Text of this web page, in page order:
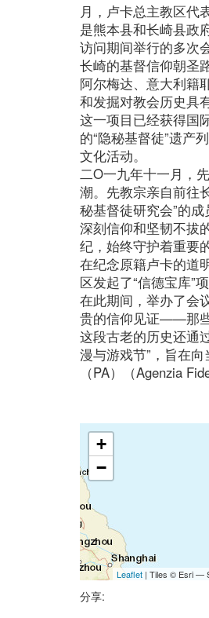
月，卢卡总主教区代
是熊本县和长崎县政
访问期间举行的多次
长崎的基督信仰朝圣
阿尔梅达、意大利籍
和发掘对教会历史具
这一项目已经获得国
的“隐秘基督徒”遗产
文化活动。
二O一九年十一月，
潮。先教宗亲自前往
秘基督徒研究会”的
深刻信仰和坚韧不拔
纪，始终守护着重要
在纪念原籍卢卡的道
区发起了“信德宝库”
在此期间，举办了会
贵的信仰见证——那些
这段古老的历史还通
漫与游戏节”，旨在
（PA）（Agenzia
+
−
Leaflet| Tiles © Esri —
分享: